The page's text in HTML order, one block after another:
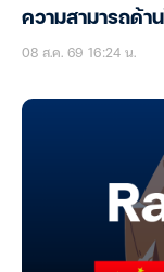
ความสามารถด้า
08 ส.ค. 69 16:24 น.